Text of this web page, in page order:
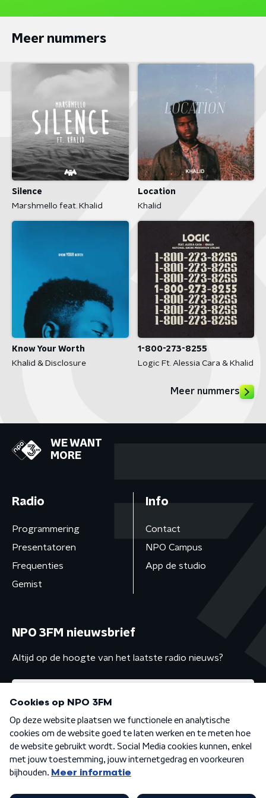
Meer nummers
Silence
Marshmello feat. Khalid
Location
Khalid
Know Your Worth
Khalid & Disclosure
1-800-273-8255
Logic Ft. Alessia Cara & Khalid
Meer nummers
WE WANT
MORE
Radio
Programmering
Presentatoren
Frequenties
Gemist
Info
Contact
NPO Campus
App de studio
NPO 3FM nieuwsbrief
Altijd op de hoogte van het laatste radio nieuws?
Algemene voorwaarden Privacybeleid